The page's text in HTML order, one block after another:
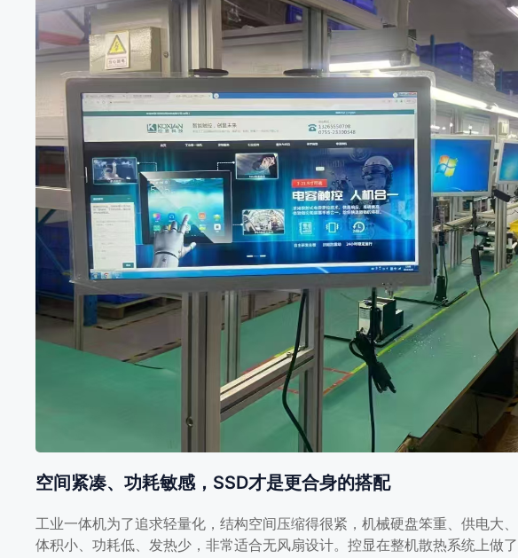
空间紧凑、功耗敏感，SSD才是更合身的搭配
工业一体机为了追求轻量化，结构空间压缩得很紧，机械硬盘笨重、供电大
体积小、功耗低、发热少，非常适合无风扇设计。控显在整机散热系统上做